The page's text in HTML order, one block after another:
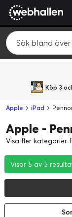
Köp 3
Apple iPad
Apple -
Visa fler kategorier
Visar 5 av 5
Visar 5 av 5
Visar 5 av 5